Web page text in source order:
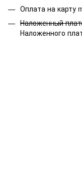
Оплата на карту
Наложенный
Наложенного